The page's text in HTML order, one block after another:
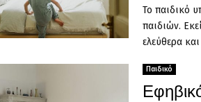
Το παιδικό
παιδιών.
ελεύθερα
Παιδικό